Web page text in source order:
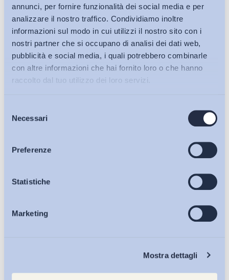
annunci, per fornire funzionalità dei social media e per
analizzare il nostro traffico. Condividiamo inoltre
informazioni sul modo in cui utilizzi il nostro sito con i
nostri partner che si occupano di analisi dei dati web,
pubblicità e social media, i quali potrebbero combinarle
con altre informazioni che hai fornito loro o che hanno
raccolto dal tuo utilizzo dei loro servizi.
delNecessari
Preferenze
Statistiche
Marketing
Mostra dettagli
Bollettini ADAPT
Articoli
Osservatori
Eventi
Lavoro mediante piattaforma digitale: uno schema di